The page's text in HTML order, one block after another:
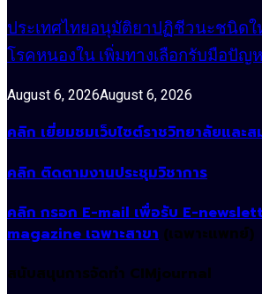
ประเทศไทยอนุมัติยาปฏิชีวนะชนิด
โรคหนองใน เพิ่มทางเลือกรับมือปัญ
August 6, 2026August 6, 2026
คลิก เยี่ยมชมเว็บไซต์ราชวิทยาลัยและ
คลิก ติดตามงานประชุมวิชาการ
คลิก กรอก E-mail เพื่อรับ E-
magazine เฉพาะสาขา (เฉพาะแพทย์)
สนับสนุนการจัดทำ CIMjournal